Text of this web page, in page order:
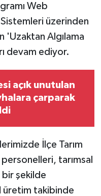
Web
üzerinden
'Uzaktan Algılama
devam ediyor.
açık unutulan
çarparak
İlçe Tarım
tarımsal
bir şekilde
üretim takibinde